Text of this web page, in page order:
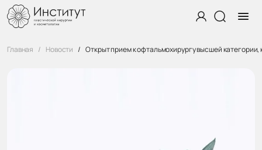
Главная Новости Открыт прием к офтальмохирургу высшей